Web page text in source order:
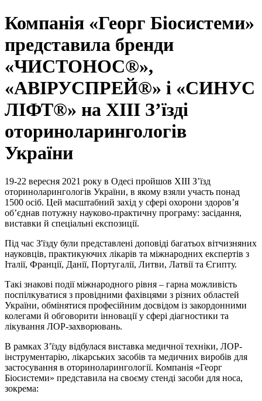
Компанія «Георг Біосистеми»
представила бренди
«ЧИСТОНОС®»,
«АВІРУСПРЕЙ®» і «СИНУС
ЛІФТ®» на ХІІІ З’їзді
оториноларингологів
України
19-22 вересня 2021 року в Одесі пройшов ХІІІ З’їзд
оториноларингологів України, в якому взяли участь понад
1500 осіб. Цей масштабний захід у сфері охорони здоров’я
об’єднав потужну науково-практичну програму: засідання,
виставки й спеціальні експозиції.
Під час З'їзду були представлені доповіді багатьох вітчизняних
науковців, практикуючих лікарів та міжнародних експертів з
Італії, Франції, Данії, Португалії, Литви, Латвії та Єгипту.
Такі знакові події міжнародного рівня – гарна можливість
поспілкуватися з провідними фахівцями з різних областей
України, обмінятися професійним досвідом із закордонними
колегами й обговорити інновації у сфері діагностики та
лікування ЛОР-захворювань.
В рамках З’їзду відбулася виставка медичної техніки, ЛОР-
інструментарію, лікарських засобів та медичних виробів для
застосування в оториноларингології. Компанія «Георг
Біосистеми» представила на своєму стенді засоби для носа,
зокрема: